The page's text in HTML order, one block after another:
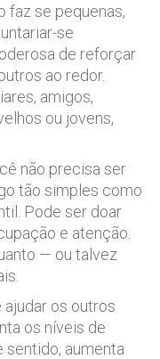
faz se pequenas,
se
de reforçar
ao redor.
amigos,
ou jovens,
não precisa ser
tão simples como
Pode ser doar
e atenção.
— ou talvez
os outros
os níveis de
aumenta